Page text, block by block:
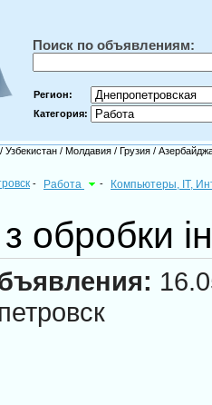
Поиск по объявлениям:
Регион:
Категория:
/ Узбекистан / Молдавия / Грузия /
- Работа - Компьютеры, IT,
з обробки